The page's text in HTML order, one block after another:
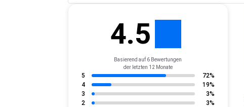
4.5
Basierend auf 6 Bewertungen
der letzten 12 Monate
5
72%
4
19%
3
3%
2
3%